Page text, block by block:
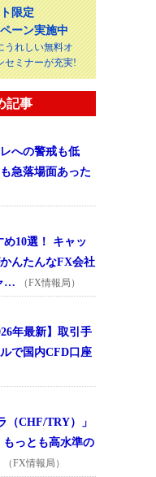
限定
ーン実施中
うれしい無料オ
セミナーが充実!
記事
への警戒も低
急落場面あった
10選！ キャッ
んたんなFX会社
…
（FX情報局）
年最新】取引手
で国内CFD口座
（CHF/TRY）」
っとも高水準の
（FX情報局）